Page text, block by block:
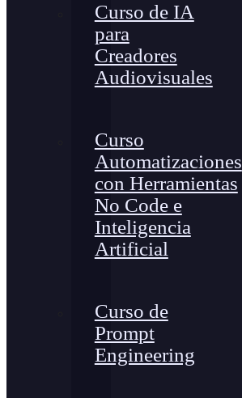
Curso de IA
para
Creadores
Audiovisuales
Curso
Automatizaciones
con Herramientas
No Code e
Inteligencia
Artificial
Curso de
Prompt
Engineering